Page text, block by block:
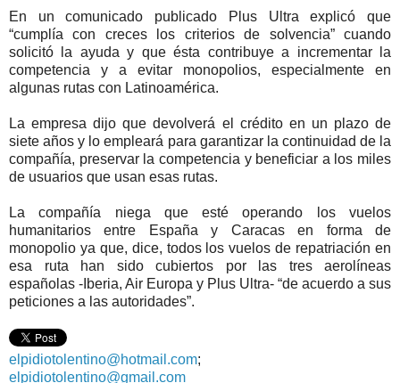
En un comunicado publicado Plus Ultra explicó que
“cumplía con creces los criterios de solvencia” cuando
solicitó la ayuda y que ésta contribuye a incrementar la
competencia y a evitar monopolios, especialmente en
algunas rutas con Latinoamérica.
La empresa dijo que devolverá el crédito en un plazo de
siete años y lo empleará para garantizar la continuidad de la
compañía, preservar la competencia y beneficiar a los miles
de usuarios que usan esas rutas.
La compañía niega que esté operando los vuelos
humanitarios entre España y Caracas en forma de
monopolio ya que, dice, todos los vuelos de repatriación en
esa ruta han sido cubiertos por las tres aerolíneas
españolas -Iberia, Air Europa y Plus Ultra- “de acuerdo a sus
peticiones a las autoridades”.
elpidiotolentino@hotmail.com;
elpidiotolentino@gmail.com